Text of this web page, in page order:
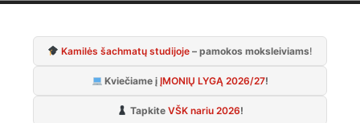
Kamilės šachmatų studijoje– pamokos moksleiviams!
Kviečiame įĮMONIŲ LYGĄ 2026/27!
Tapkite VŠK nariu 2026!